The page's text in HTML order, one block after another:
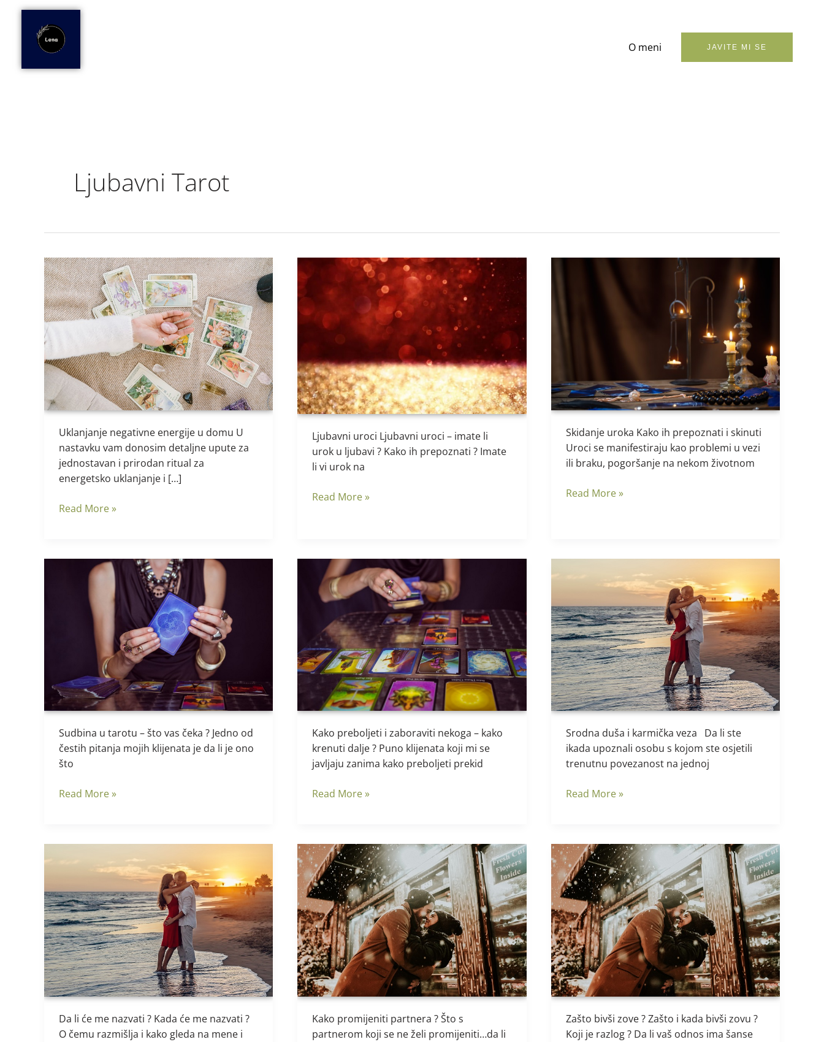
O meni JAVITE MI SE
Ljubavni Tarot
Uklanjanje negativne energije u domu U
nastavku vam donosim detaljne upute za
jednostavan i prirodan ritual za
energetsko uklanjanje i […]
Uklanjanje
negativne
energije
Read More »
Ljubavni uroci Ljubavni uroci – imate li
urok u ljubavi ? Kako ih prepoznati ? Imate
li vi urok na
Ljubavni
uroci
–
imate
urok
Read More »
Skidanje uroka Kako ih prepoznati i skinuti
Uroci se manifestiraju kao problemi u vezi
ili braku, pogoršanje na nekom životnom
Read More »
Sudbina u tarotu – što vas čeka ? Jedno od
čestih pitanja mojih klijenata je da li je ono
što
Sudbina
Read More »
Kako preboljeti i zaboraviti nekoga – kako
krenuti dalje ? Puno klijenata koji mi se
javljaju zanima kako preboljeti prekid
Kako
preboljeti
zaboraviti
nekoga
Read More »
Srodna duša i karmička veza Da li ste
ikada upoznali osobu s kojom ste osjetili
trenutnu povezanost na jednoj
Srodna
i
karmička
veza
Read More »
Da li će me nazvati ? Kada će me nazvati ?
O čemu razmišlja i kako gleda na mene i
će
me
nazvati
?
Kako promijeniti partnera ? Što s
partnerom koji se ne želi promijeniti…da li
Kako
promijeniti
partnera
?
Zašto bivši zove ? Zašto i kada bivši zovu ?
Koji je razlog ? Da li vaš odnos ima šanse
Zašto
bivši
zove
?